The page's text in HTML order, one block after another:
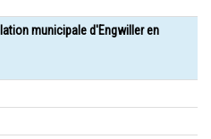
municipale d'Engwiller en